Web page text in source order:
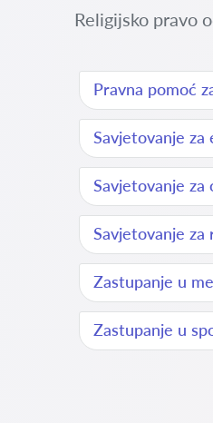
Religijsko pravo
Pravna pomoć
Savjetovanje za
Savjetovanje za
Savjetovanje za
Zastupanje u
Zastupanje u